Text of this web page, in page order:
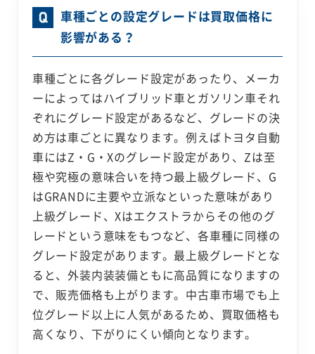
車種ごとの設定グレードは買取価格に
影響がある？
車種ごとに各グレード設定があったり、メーカ
ーによってはハイブリッド車とガソリン車それ
ぞれにグレード設定があるなど、グレードの決
め方は車ごとに異なります。例えばトヨタ自動
車にはZ・G・Xのグレード設定があり、Zは至
極や究極の意味合いを持つ最上級グレード、G
はGRANDに主要や立派なといった意味があり
上級グレード、Xはエクストラからその他のグ
レードという意味をもつなど、各車種に同様の
グレード設定があります。最上級グレードとな
ると、外装内装装備ともに高品質になりますの
で、販売価格も上がります。中古車市場でも上
位グレード以上に人気があるため、買取価格も
高くなり、下がりにくい傾向となります。